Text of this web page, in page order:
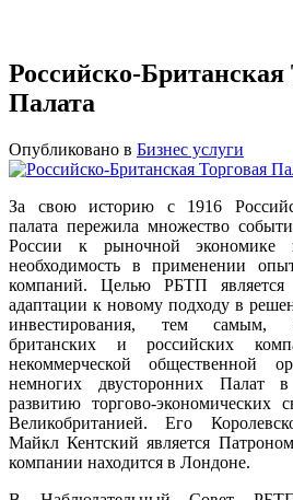
Российско-Британская
Палата
Опубликовано в Бизнес услуги
За свою историю с 1916
палата пережила множество
России к рыночной экономике
необходимость в применении
компаний. Целью РБТП является
адаптации к новому подходу в
инвестирования, тем самым,
британских и российских
некоммерческой общественной
немногих двусторонних Палат
развитию торгово-экономических
Великобританией. Его
Майкл Кентский является
компании находится в Лондоне.